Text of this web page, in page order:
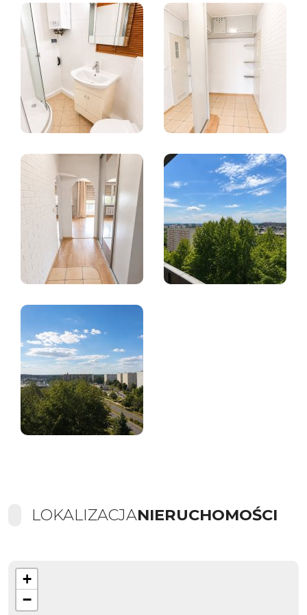
LOKALIZACJANIERUCHOMOŚCI
+
−